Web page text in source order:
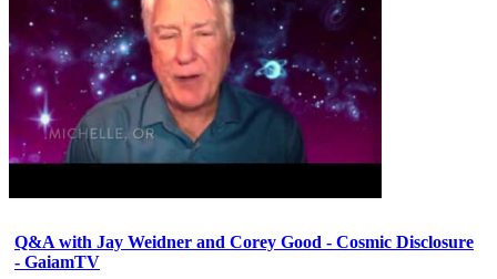
Q&A with Jay Weidner and Corey Good - Cosmic Disclosure
- GaiamTV